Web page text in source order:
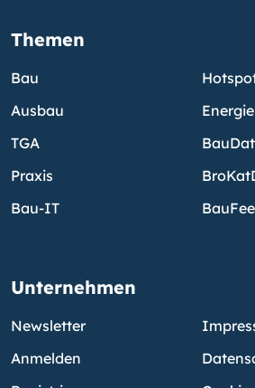
Themen
Bau
Ausbau
TGA
Praxis
Bau-IT
Unternehmen
Newsletter
Anmelden